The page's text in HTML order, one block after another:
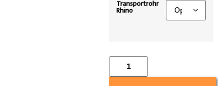
Transportrohr
Rhino